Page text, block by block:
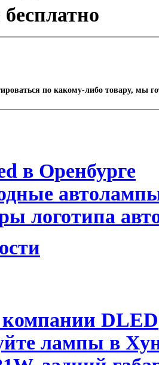
по какому-либо товару, мы
в Оренбурге
логотипа
DLED
лампы в